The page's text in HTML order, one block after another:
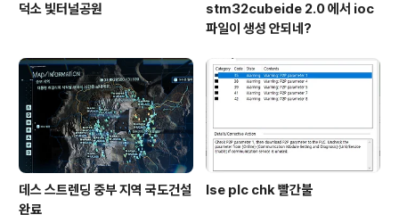
덕소 빛터널공원
stm32cubeide 2.0 에서 ioc
파일이 생성 안되네?
데스 스트렌딩 중부 지역 국도건설
완료
lse plc chk 빨간불